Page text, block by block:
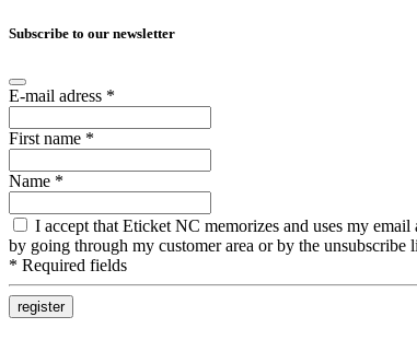
Subscribe to our newsletter
E-mail adress *
First name *
Name *
I accept that Eticket NC memorizes and uses my
by going through my customer area or by the unsubscribe
* Required fields